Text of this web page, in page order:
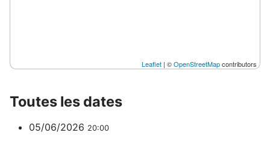
Leaflet | ©OpenStreetMapcontributors
Toutes les dates
05/06/2026 20:00